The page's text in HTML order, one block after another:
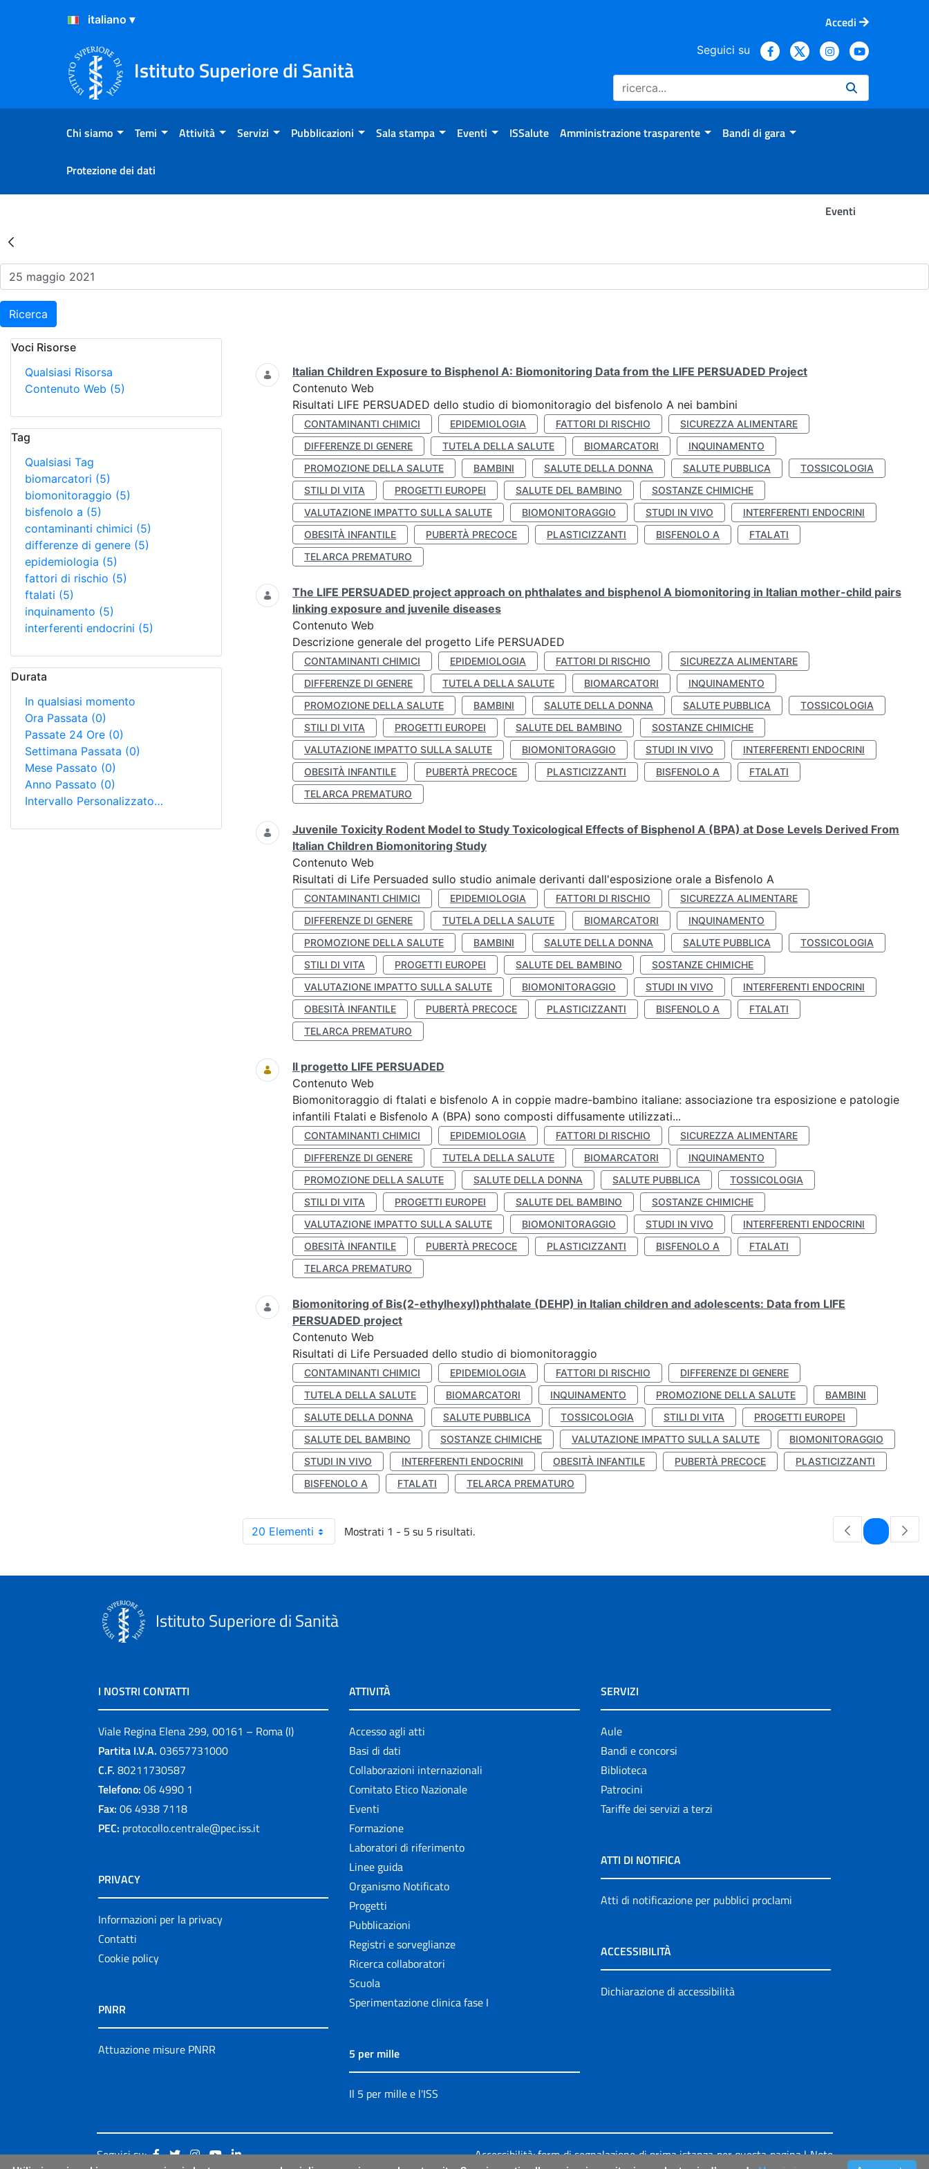
Salta al Contenuto
Salta al Footer
Accedi
Istituto Superiore di Sanità
Seguici su
Chi siamo Temi Attività Servizi Pubblicazioni Sala stampa Eventi ISSalute Amministrazione trasparente Bandi di gara
Protezione dei dati
Eventi
Risultati della Ricerca - Eventi
Ricerca
Voci Risorse
Qualsiasi Risorsa
Contenuto Web (5)
Tag
Qualsiasi Tag
biomarcatori (5)
biomonitoraggio (5)
bisfenolo a (5)
contaminanti chimici (5)
differenze di genere (5)
epidemiologia (5)
fattori di rischio (5)
ftalati (5)
inquinamento (5)
interferenti endocrini (5)
Durata
In qualsiasi momento
Ora Passata (0)
Passate 24 Ore (0)
Settimana Passata (0)
Mese Passato (0)
Anno Passato (0)
Intervallo Personalizzato…
Ricerca
Italian Children Exposure to Bisphenol A: Biomonitoring Data from the LIFE PERSUADED Project
Contenuto Web
Risultati LIFE PERSUADED dello studio di biomonitoragio del bisfenolo A nei bambini
CONTAMINANTI CHIMICI EPIDEMIOLOGIA FATTORI DI RISCHIO
SICUREZZA ALIMENTARE
DIFFERENZE DI GENERE
TUTELA DELLA SALUTE BIOMARCATORI
INQUINAMENTO
PROMOZIONE DELLA SALUTE
BAMBINI SALUTE DELLA DONNA SALUTE PUBBLICA
TOSSICOLOGIA
STILI DI VITA
PROGETTI EUROPEI SALUTE DEL BAMBINO
SOSTANZE CHIMICHE
VALUTAZIONE IMPATTO SULLA SALUTE
BIOMONITORAGGIO STUDI IN VIVO
INTERFERENTI ENDOCRINI
OBESITÀ INFANTILE
PUBERTÀ PRECOCE PLASTICIZZANTI BISFENOLO A
FTALATI
TELARCA PREMATURO
The LIFE PERSUADED project approach on phthalates and bisphenol A biomonitoring in Italian mother-child pairs
linking exposure and juvenile diseases
Contenuto Web
Descrizione generale del progetto Life PERSUADED
CONTAMINANTI CHIMICI EPIDEMIOLOGIA FATTORI DI RISCHIO
SICUREZZA ALIMENTARE
DIFFERENZE DI GENERE
TUTELA DELLA SALUTE BIOMARCATORI
INQUINAMENTO
PROMOZIONE DELLA SALUTE
BAMBINI SALUTE DELLA DONNA SALUTE PUBBLICA
TOSSICOLOGIA
STILI DI VITA
PROGETTI EUROPEI SALUTE DEL BAMBINO
SOSTANZE CHIMICHE
VALUTAZIONE IMPATTO SULLA SALUTE
BIOMONITORAGGIO STUDI IN VIVO
INTERFERENTI ENDOCRINI
OBESITÀ INFANTILE
PUBERTÀ PRECOCE PLASTICIZZANTI BISFENOLO A
FTALATI
TELARCA PREMATURO
Juvenile Toxicity Rodent Model to Study Toxicological Effects of Bisphenol A (BPA) at Dose Levels Derived From
Italian Children Biomonitoring Study
Contenuto Web
Risultati di Life Persuaded sullo studio animale derivanti dall'esposizione orale a Bisfenolo A
CONTAMINANTI CHIMICI EPIDEMIOLOGIA FATTORI DI RISCHIO
SICUREZZA ALIMENTARE
DIFFERENZE DI GENERE
TUTELA DELLA SALUTE BIOMARCATORI
INQUINAMENTO
PROMOZIONE DELLA SALUTE
BAMBINI SALUTE DELLA DONNA SALUTE PUBBLICA
TOSSICOLOGIA
STILI DI VITA
PROGETTI EUROPEI SALUTE DEL BAMBINO
SOSTANZE CHIMICHE
VALUTAZIONE IMPATTO SULLA SALUTE
BIOMONITORAGGIO STUDI IN VIVO
INTERFERENTI ENDOCRINI
OBESITÀ INFANTILE
PUBERTÀ PRECOCE PLASTICIZZANTI BISFENOLO A
FTALATI
TELARCA PREMATURO
Il progetto LIFE PERSUADED
Contenuto Web
Biomonitoraggio di ftalati e bisfenolo A in coppie madre-bambino italiane: associazione tra esposizione e patologie
infantili Ftalati e Bisfenolo A (BPA) sono composti diffusamente utilizzati...
CONTAMINANTI CHIMICI EPIDEMIOLOGIA FATTORI DI RISCHIO
SICUREZZA ALIMENTARE
DIFFERENZE DI GENERE
TUTELA DELLA SALUTE BIOMARCATORI
INQUINAMENTO
PROMOZIONE DELLA SALUTE
SALUTE DELLA DONNA SALUTE PUBBLICA
TOSSICOLOGIA
STILI DI VITA
PROGETTI EUROPEI SALUTE DEL BAMBINO
SOSTANZE CHIMICHE
VALUTAZIONE IMPATTO SULLA SALUTE
BIOMONITORAGGIO STUDI IN VIVO
INTERFERENTI ENDOCRINI
OBESITÀ INFANTILE
PUBERTÀ PRECOCE PLASTICIZZANTI BISFENOLO A
FTALATI
TELARCA PREMATURO
Biomonitoring of Bis(2-ethylhexyl)phthalate (DEHP) in Italian children and adolescents: Data from LIFE
PERSUADED project
Contenuto Web
Risultati di Life Persuaded dello studio di biomonitoraggio
CONTAMINANTI CHIMICI EPIDEMIOLOGIA FATTORI DI RISCHIO
DIFFERENZE DI GENERE
TUTELA DELLA SALUTE
BIOMARCATORI INQUINAMENTO PROMOZIONE DELLA SALUTE
BAMBINI
SALUTE DELLA DONNA
SALUTE PUBBLICA TOSSICOLOGIA STILI DI VITA
PROGETTI EUROPEI
SALUTE DEL BAMBINO
SOSTANZE CHIMICHE VALUTAZIONE IMPATTO SULLA SALUTE
BIOMONITORAGGIO
STUDI IN VIVO
INTERFERENTI ENDOCRINI OBESITÀ INFANTILE PUBERTÀ PRECOCE
PLASTICIZZANTI
BISFENOLO A
FTALATI TELARCA PREMATURO
20 Elementi Mostrati 1 - 5 su 5 risultati. Pagina
Istituto Superiore di Sanità
I NOSTRI CONTATTI
Viale Regina Elena 299, 00161 – Roma (I)
Partita I.V.A. 03657731000
C.F. 80211730587
Telefono: 06 4990 1
Fax: 06 4938 7118
PEC: protocollo.centrale@pec.iss.it
PRIVACY
Informazioni per la privacy
Contatti
Cookie policy
PNRR
Attuazione misure PNRR
ATTIVITÀ
Accesso agli atti
Basi di dati
Collaborazioni internazionali
Comitato Etico Nazionale
Eventi
Formazione
Laboratori di riferimento
Linee guida
Organismo Notificato
Progetti
Pubblicazioni
Registri e sorveglianze
Ricerca collaboratori
Scuola
Sperimentazione clinica fase I
5 per mille
Il 5 per mille e l'ISS
SERVIZI
Aule
Bandi e concorsi
Biblioteca
Patrocini
Tariffe dei servizi a terzi
ATTI DI NOTIFICA
Atti di notificazione per pubblici proclami
ACCESSIBILITÀ
Dichiarazione di accessibilità
Seguici su: Accessibilità: form di segnalazione di prima istanza per questa pagina|Note